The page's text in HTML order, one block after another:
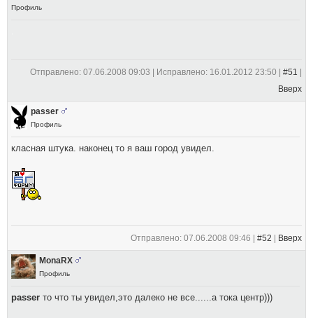
Профиль
Отправлено: 07.06.2008 09:03 | Исправлено: 16.01.2012 23:50 | #51
Вверх
passer
Профиль
класная штука. наконец то я ваш город увидел.
Отправлено: 07.06.2008 09:46 | #52 Вверх
MonaRХ
Профиль
passer то что ты увидел,это далеко не все......а тока центр)))